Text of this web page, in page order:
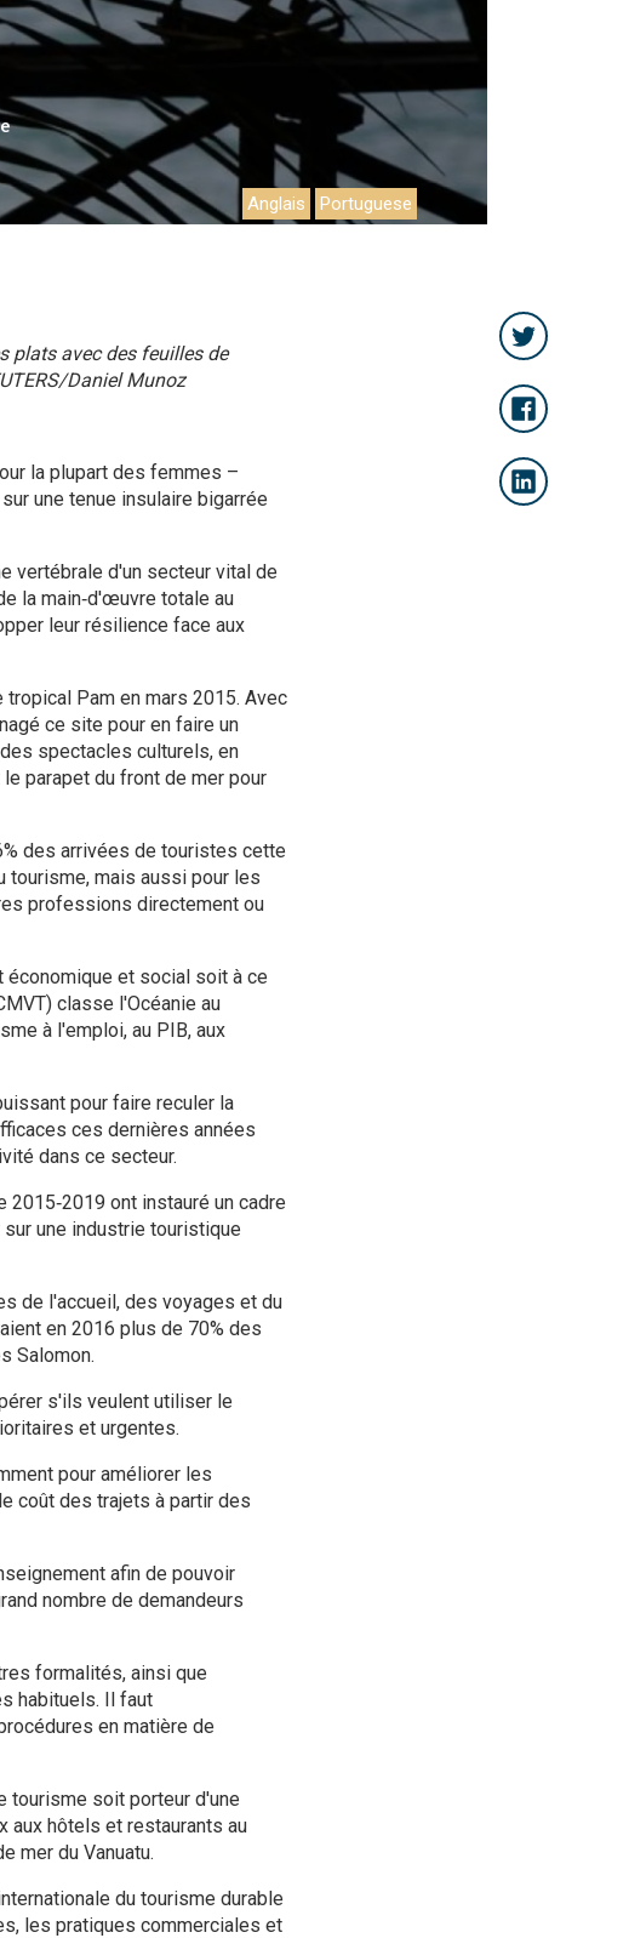
Anglais Portuguese
plats avec des feuilles de
Daniel Munoz
la plupart des femmes –
une tenue insulaire bigarrée
vertébrale d'un secteur vital de
la main‑d'œuvre totale au
leur résilience face aux
Pam en mars 2015. Avec
ce site pour en faire un
spectacles culturels, en
parapet du front de mer pour
des arrivées de touristes cette
tourisme, mais aussi pour les
professions directement ou
économique et social soit à ce
classe l'Océanie au
à l'emploi, au PIB, aux
pour faire reculer la
ces dernières années
dans ce secteur.
ont instauré un cadre
une industrie touristique
de l'accueil, des voyages et du
en 2016 plus de 70% des
Salomon.
s'ils veulent utiliser le
et urgentes.
pour améliorer les
coût des trajets à partir des
afin de pouvoir
nombre de demandeurs
formalités, ainsi que
habituels. Il faut
en matière de
tourisme soit porteur d'une
aux hôtels et restaurants au
mer du Vanuatu.
du tourisme durable
les pratiques commerciales et